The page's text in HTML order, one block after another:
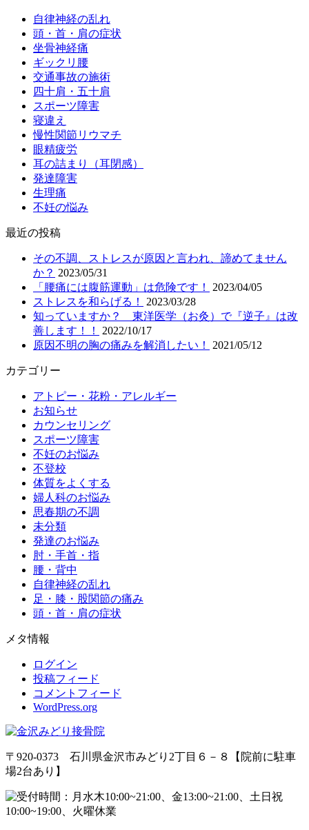
自律神経の乱れ
頭・首・肩の症状
坐骨神経痛
ギックリ腰
交通事故の施術
四十肩・五十肩
スポーツ障害
寝違え
慢性関節リウマチ
眼精疲労
耳の詰まり（耳閉感）
発達障害
生理痛
不妊の悩み
最近の投稿
その不調、ストレスが原因と言われ、諦めてません
か？ 2023/05/31
「腰痛には腹筋運動」は危険です！
2023/04/05
ストレスを和らげる！
2023/03/28
知っていますか？ 東洋医学（お灸）で『逆子』は改
善します！！
2022/10/17
原因不明の胸の痛みを解消したい！
2021/05/12
カテゴリー
アトピー・花粉・アレルギー
お知らせ
カウンセリング
スポーツ障害
不妊のお悩み
不登校
体質をよくする
婦人科のお悩み
思春期の不調
未分類
発達のお悩み
肘・手首・指
腰・背中
自律神経の乱れ
足・膝・股関節の痛み
頭・首・肩の症状
メタ情報
ログイン
投稿フィード
コメントフィード
WordPress.org
〒920-0373 石川県金沢市みどり2丁目６－８【院前に駐車
場2台あり】